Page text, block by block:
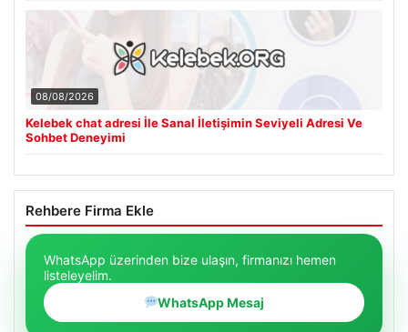
08/08/2026
Kelebek chat adresi İle Sanal İletişimin Seviyeli Adresi Ve
Sohbet Deneyimi
Rehbere Firma Ekle
WhatsApp üzerinden bize ulaşın, firmanızı hemen
listeleyelim.
WhatsApp Mesaj